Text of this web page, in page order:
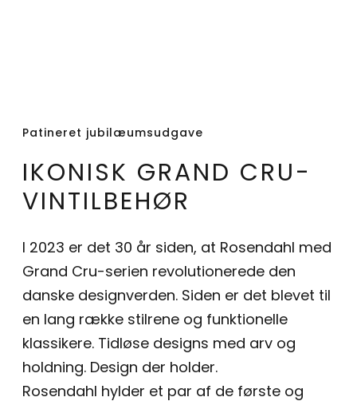
Patineret jubilæumsudgave
IKONISK GRAND CRU-
VINTILBEHØR
I 2023 er det 30 år siden, at Rosendahl med
Grand Cru-serien revolutionerede den
danske designverden. Siden er det blevet til
en lang række stilrene og funktionelle
klassikere. Tidløse designs med arv og
holdning. Design der holder.
Rosendahl hylder et par af de første og